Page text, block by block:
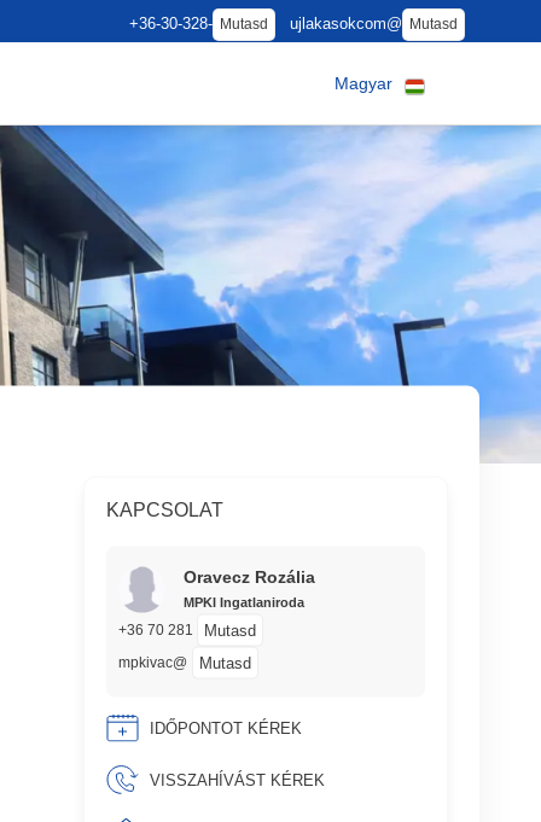
+36-30-328- Mutasd ujlakasokcom@ Mutasd
Magyar
KAPCSOLAT
Oravecz Rozália
MPKI Ingatlaniroda
+36 70 281 Mutasd
mpkivac@ Mutasd
IDŐPONTOT KÉREK
VISSZAHÍVÁST KÉREK